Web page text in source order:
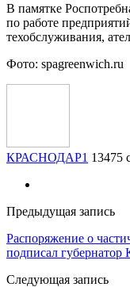
В памятке
по работе
техобслуживания,
Фото: spagreenwich.ru
КРАСНОДАР1 13475
Предыдущая запись
Распоряжение о
подписал губернатор
Следующая запись